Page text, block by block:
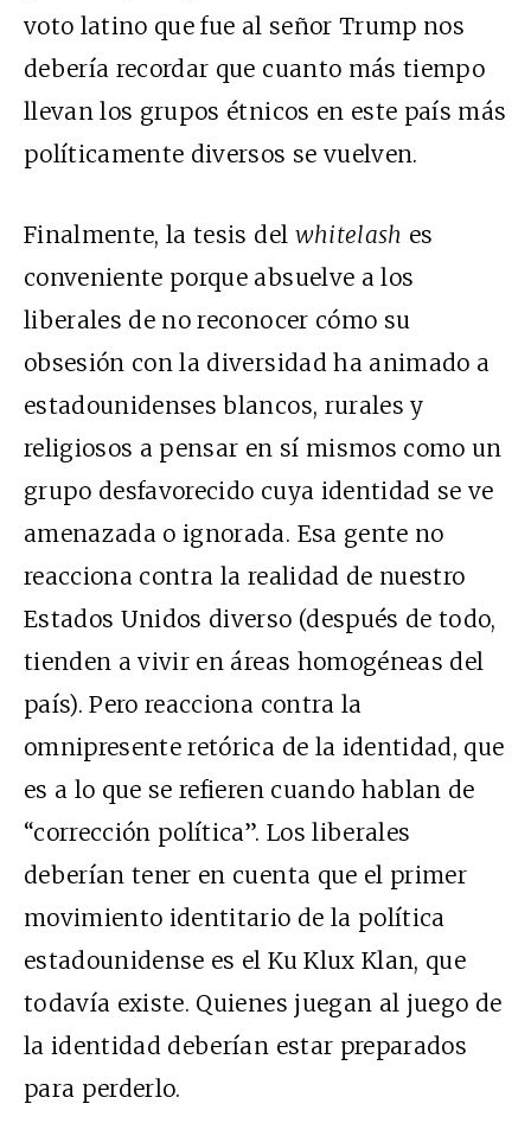
voto latino que fue al señor Trump nos
debería recordar que cuanto más tiempo
llevan los grupos étnicos en este país más
políticamente diversos se vuelven.
Finalmente, la tesis del whitelash es
conveniente porque absuelve a los
liberales de no reconocer cómo su
obsesión con la diversidad ha animado a
estadounidenses blancos, rurales y
religiosos a pensar en sí mismos como un
grupo desfavorecido cuya identidad se ve
amenazada o ignorada. Esa gente no
reacciona contra la realidad de nuestro
Estados Unidos diverso (después de todo,
tienden a vivir en áreas homogéneas del
país). Pero reacciona contra la
omnipresente retórica de la identidad, que
es a lo que se refieren cuando hablan de
“corrección política”. Los liberales
deberían tener en cuenta que el primer
movimiento identitario de la política
estadounidense es el Ku Klux Klan, que
todavía existe. Quienes juegan al juego de
la identidad deberían estar preparados
para perderlo.